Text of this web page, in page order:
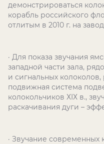
демонстрироваться
корабль российского
отлитым в 2010 г. на
· Для показа звучания
западной части зала,
и сигнальных колоколов,
подвижная система
колокольчиков ХIХ в.,
раскачивания дуги –
· Звучание